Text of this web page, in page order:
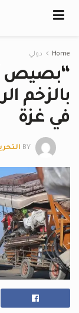
Home دولي
“بصيص
بالزخم
في غزة
BY